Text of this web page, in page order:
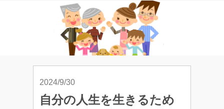
2024/9/30
自分の人生を生きるため